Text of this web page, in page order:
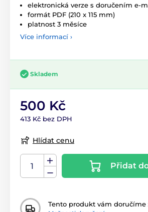
elektronická verze s doručením e-
formát PDF (210 x 115 mm)
platnost 3 měsíce
Více informací ›
Skladem
500 Kč
413 Kč bez DPH
Hlídat cenu
Přidat
Tento produkt vám doručíme